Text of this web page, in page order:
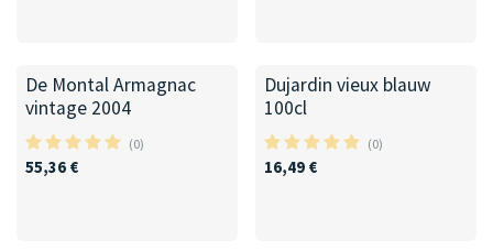
De Montal Armagnac
vintage 2004
(0)
55,36 €
100cl
Dujardin vieux blauw
100cl
(0)
16,49€